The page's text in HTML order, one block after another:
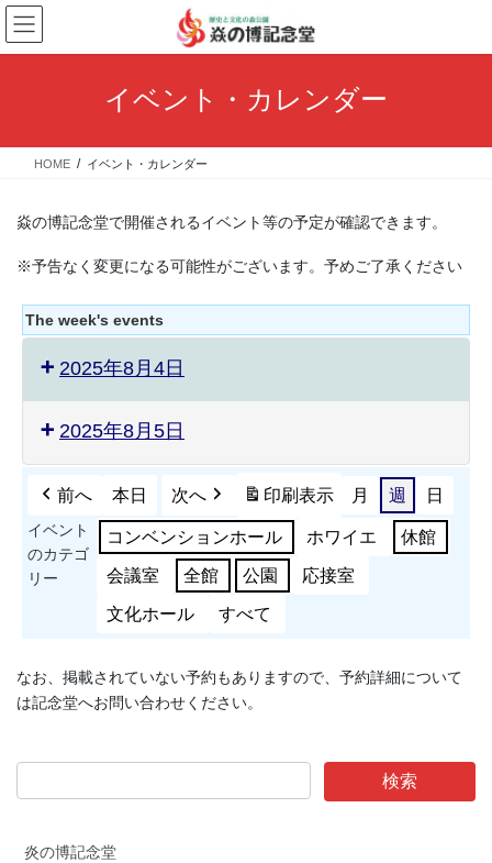
コ
ン
テ
ス
ナ
ビ
ゲ
ン
イベント・カレンダー
HOME イベント・カレンダー
焱の博記念堂で開催されるイベント等の予定が確認できます。
※予告なく変更になる可能性がございます。予めご了承ください
The week's events
2025年8月4日
2025年8月5日
前へ 本日 次へ 印刷表示 月 週 日
イベント
のカテゴ
リー
コンベンションホール ホワイエ 休館
会議室 全館 公園 応接室
文化ホール すべて
なお、掲載されていない予約もありますので、予約詳細について
は記念堂へお問い合わせください。
炎の博記念堂